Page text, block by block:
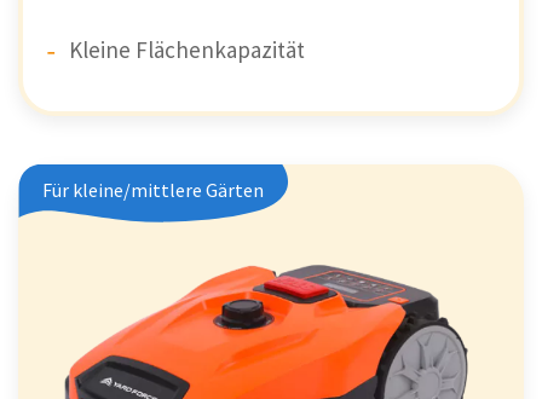
Kleine Flächenkapazität
Für kleine/mittlere Gärten